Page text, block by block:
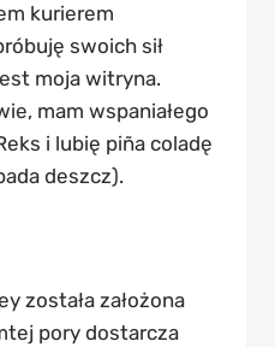
kurierem
swoich sił
moja witryna.
mam wspaniałego
i lubię piña coladę
deszcz).
została założona
pory dostarcza